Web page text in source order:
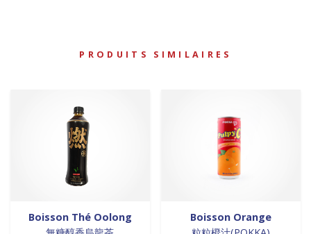
PRODUITS SIMILAIRES
Boisson Thé Oolong
Boisson Orange